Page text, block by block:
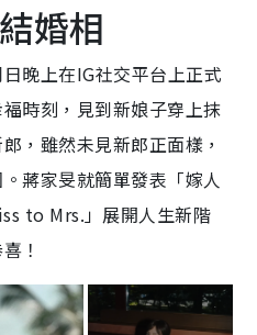
婚相
晚上在IG社交平台上正式
時刻，見到新娘子穿上抹
，雖然未見新郎正面樣，
蔣家旻就簡單發表「嫁人
to Mrs.」展開人生新階
！